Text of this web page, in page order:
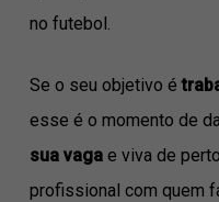
no futebol.
Se o seu objetivo é
esse é o momento de
sua vagae viva de
profissional com quem